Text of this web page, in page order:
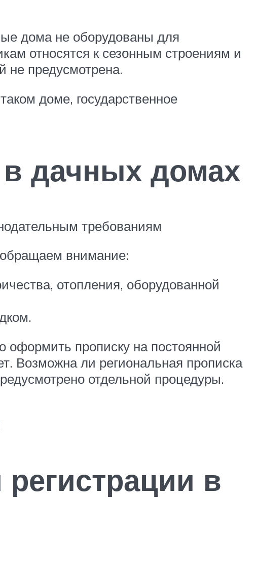
дома не оборудованы для
относятся к сезонным строениям и
не предусмотрена.
доме, государственное
дачных домах
требованиям
внимание:
отопления, оборудованной
прописку на постоянной
Возможна ли региональная прописка
отдельной процедуры.
в